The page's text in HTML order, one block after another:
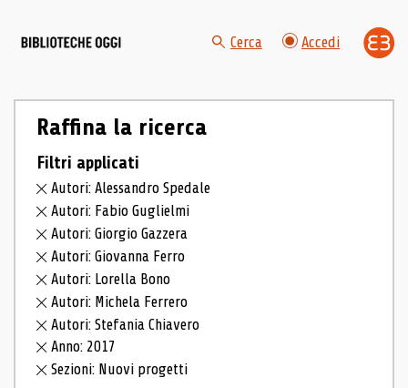
Cerca Accedi
Raffina la ricerca
Filtri applicati
Autori: Alessandro Spedale
Autori: Fabio Guglielmi
Autori: Giorgio Gazzera
Autori: Giovanna Ferro
Autori: Lorella Bono
Autori: Michela Ferrero
Autori: Stefania Chiavero
Anno: 2017
Sezioni: Nuovi progetti